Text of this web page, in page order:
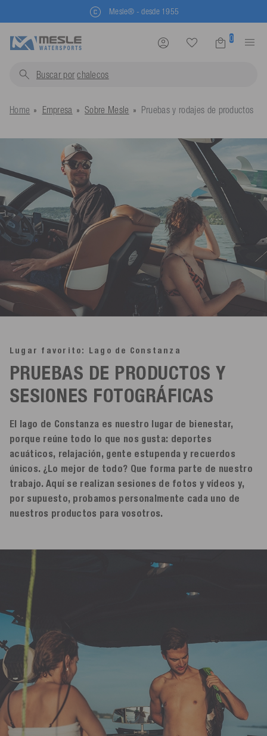
30 días de derecho de devolución
0
Buscar por chalecos salv
Home Empresa Sobre Mesle Pruebas y rodajes de productos
Lugar favorito: Lago de Constanza
PRUEBAS DE PRODUCTOS Y
SESIONES FOTOGRÁFICAS
El lago de Constanza es nuestro lugar de bienestar,
porque reúne todo lo que nos gusta: deportes
acuáticos, relajación, gente estupenda y recuerdos
únicos. ¿Lo mejor de todo? Que forma parte de nuestro
trabajo. Aquí se realizan sesiones de fotos y vídeos y,
por supuesto, probamos personalmente cada uno de
nuestros productos para vosotros.